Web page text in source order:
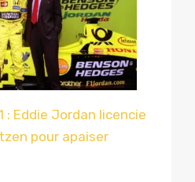
: Eddie Jordan licencie
pour apaiser